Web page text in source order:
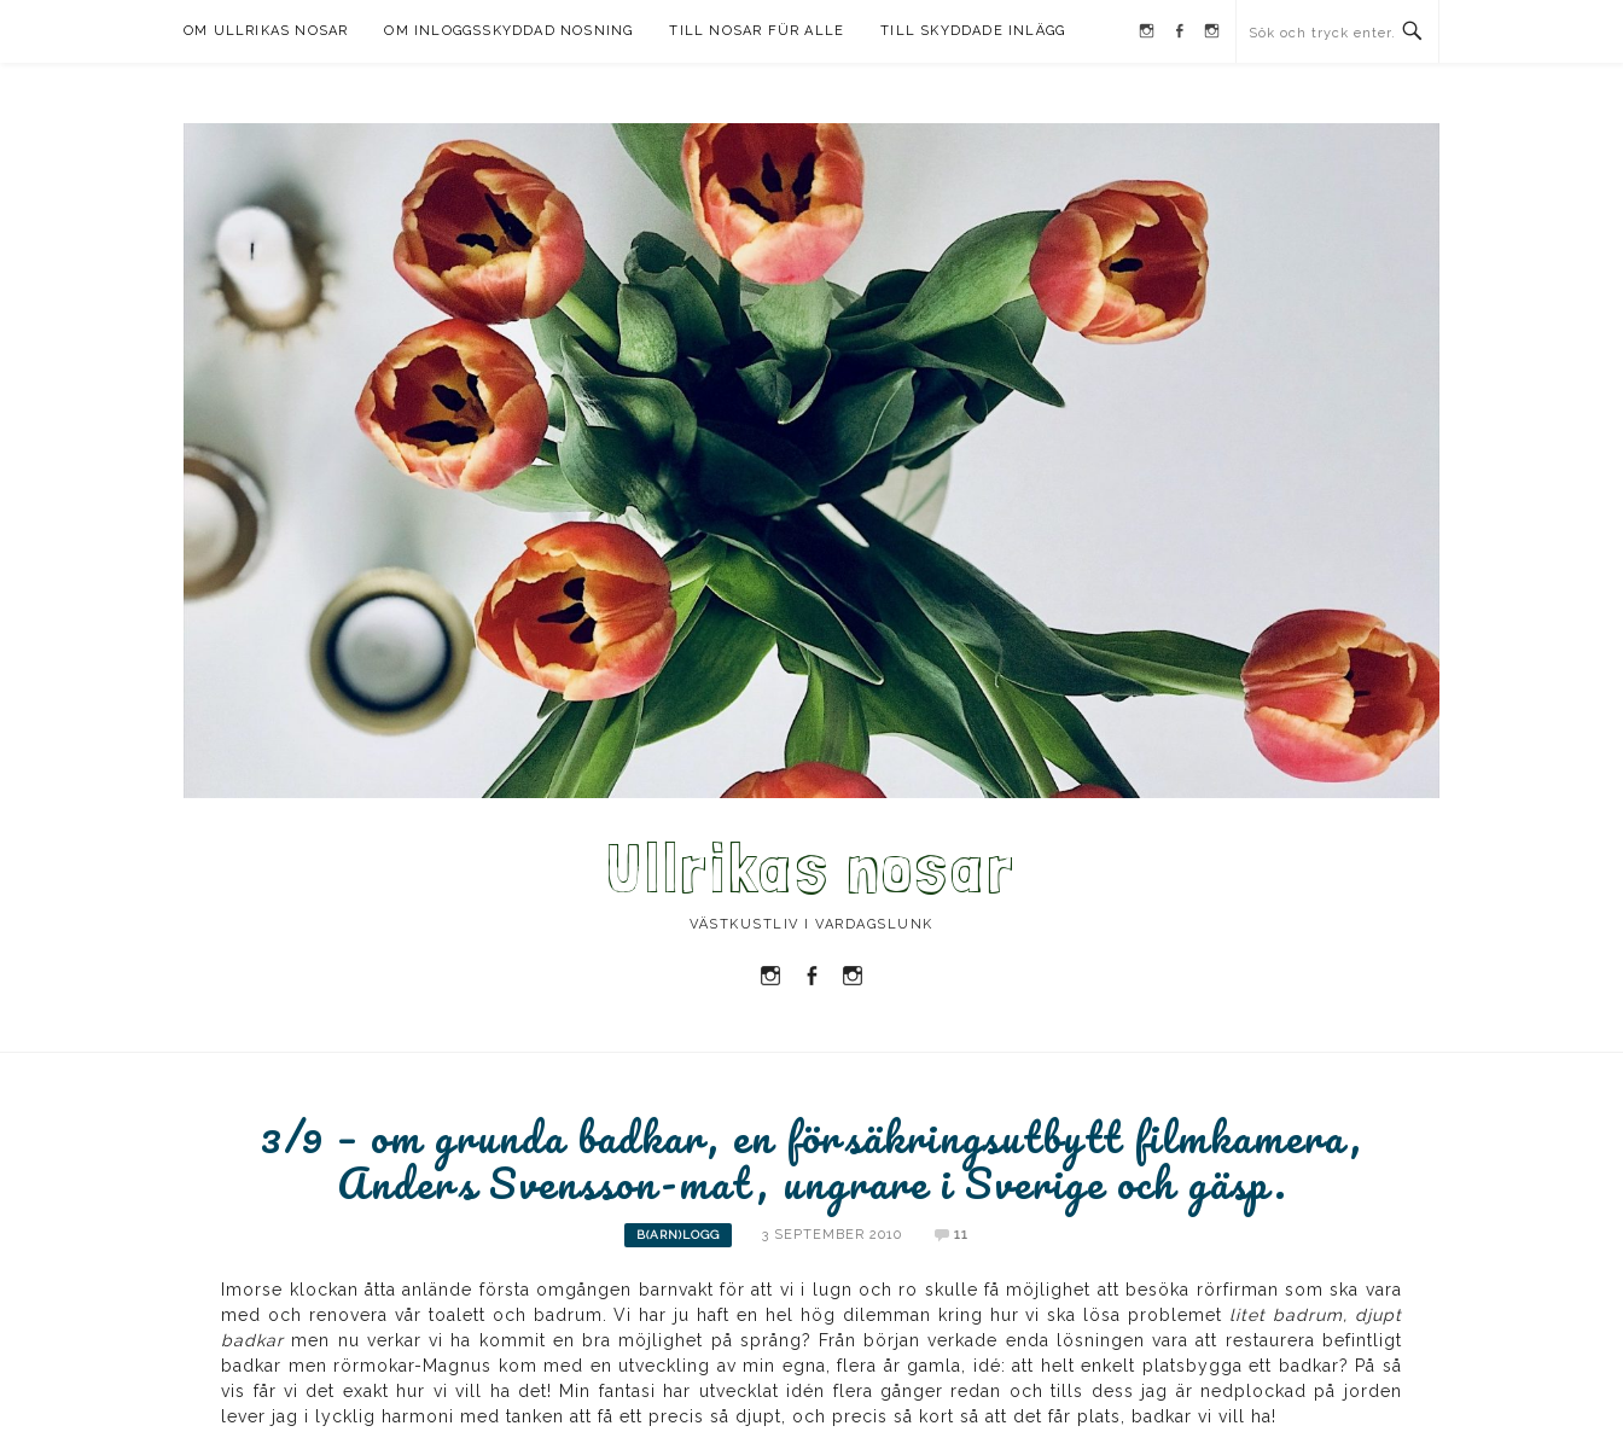
OM ULLRIKAS NOSAR OM INLOGGSSKYDDAD NOSNING TILL NOSAR FÜR ALLE TILL SKYDDADE INLÄGG Instagram
Facebook
Instagram
Ullrikas nosar
VÄSTKUSTLIV I VARDAGSLUNK
Instagram
Facebook
3/9 – om grunda badkar, en försäkringsutbytt filmkamera,
Anders Svensson-mat, ungrare i Sverige och gäsp.
B(ARN)LOGG 3 SEPTEMBER 2010 11
Imorse klockan åtta anlände första omgången barnvakt för att vi i lugn och ro skulle få möjlighet att besöka rörfirman som ska vara
med och renovera vår toalett och badrum. Vi har ju haft en hel hög dilemman kring hur vi ska lösa problemet litet badrum, djupt
badkarmen nu verkar vi ha kommit en bra möjlighet på språng? Från början verkade enda lösningen vara att restaurera befintligt
badkar men rörmokar-Magnus kom med en utveckling av min egna, flera år gamla, idé: att helt enkelt platsbygga ett badkar? På så
vis får vi det exakt hur vi vill ha det! Min fantasi har utvecklat idén flera gånger redan och tills dess jag är nedplockad på jorden
lever jag i lycklig harmoni med tanken att få ett precis så djupt, och precis så kort så att det får plats, badkar vi vill ha!